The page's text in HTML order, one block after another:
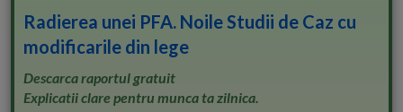
Radierea unei PFA. Noile Studii de Caz cu
modificarile din lege
Descarca raportul gratuit
Explicatii clare pentru munca ta zilnica.